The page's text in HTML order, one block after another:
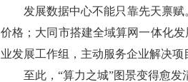
发展数据中心不能只靠先天禀
价格；大同市搭建全域算网一体化
业发展工作组，主动服务企业解决
至此，“算力之城”图景变得愈发